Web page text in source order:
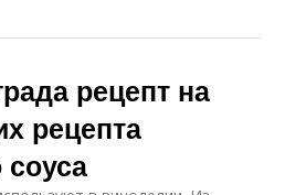
рецепт на
рецепта
соуса